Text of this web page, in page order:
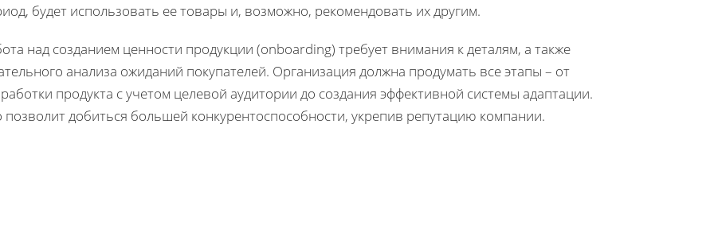
будет использовать ее товары и, возможно, рекомендовать их другим.
над созданием ценности продукции (onboarding) требует внимания к деталям, а также
анализа ожиданий покупателей. Организация должна продумать все этапы – от
продукта с учетом целевой аудитории до создания эффективной системы адаптации.
позволит добиться большей конкурентоспособности, укрепив репутацию компании.